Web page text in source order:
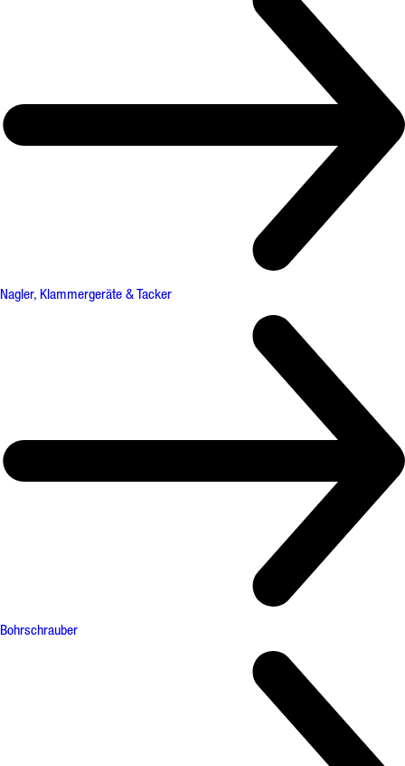
Nagler, Klammergeräte & Tacker
Bohrschrauber